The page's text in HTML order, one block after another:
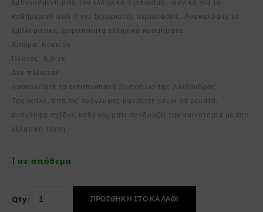
εμπνευσμένη από τον ελληνικό σχεδιασμό. Ιδανικά για το
καθημερινό στιλ ή για ξεχωριστές περιστάσεις. Ανακαλύψτε τα
εμβληματικά, χειροποίητα ελληνικά κοσμήματα.
Χρώμα: Κόκκινο
Πλάτος: 6,5 εκ
Δεν πλένεται!
Ανακαλύψτε τα εντυπωσιακά βραχιόλια της Αλεξάνδρας
Τσουκαλά, από τις ανάγλυφες μανσέτες μέχρι τα ρευστά,
ανάγλυφα σχέδια, κάθε κομμάτι συνδυάζει την καινοτομία με την
ελληνική τέχνη.
1 σε απόθεμα
Qty: ΠΡΟΣΘΉΚΗ ΣΤΟ ΚΑΛΆΘΙ